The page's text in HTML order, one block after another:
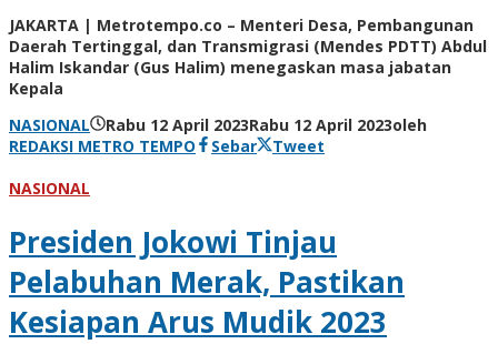
Share
JAKARTA | Metrotempo.co – Menteri Desa, Pembangunan
Daerah Tertinggal, dan Transmigrasi (Mendes PDTT) Abdul
Halim Iskandar (Gus Halim) menegaskan masa jabatan
Kepala
NASIONAL
Rabu 12 April 2023Rabu 12 April 2023oleh
REDAKSI METRO TEMPO
Sebar
Tweet
NASIONAL
Presiden Jokowi Tinjau
Pelabuhan Merak, Pastikan
Kesiapan Arus Mudik 2023